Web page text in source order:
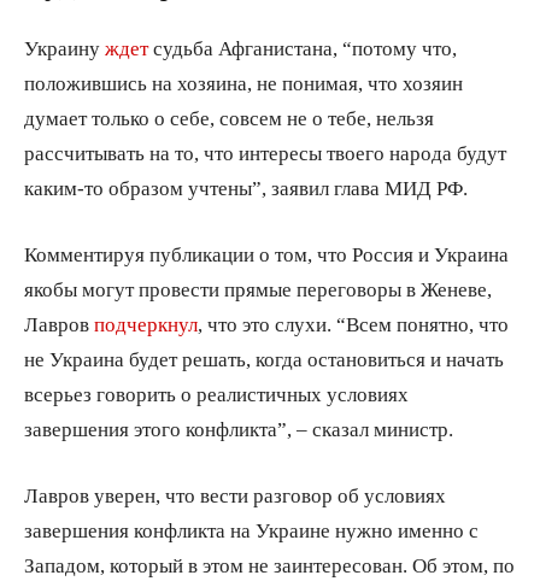
Украину ждетсудьба Афганистана, “потому что,
положившись на хозяина, не понимая, что хозяин
думает только о себе, совсем не о тебе, нельзя
рассчитывать на то, что интересы твоего народа будут
каким-то образом учтены”, заявил глава МИД РФ.
Комментируя публикации о том, что Россия и Украина
якобы могут провести прямые переговоры в Женеве,
Лавров подчеркнул , что это слухи. “Всем понятно, что
не Украина будет решать, когда остановиться и начать
всерьез говорить о реалистичных условиях
завершения этого конфликта”, – сказал министр.
Лавров уверен, что вести разговор об условиях
завершения конфликта на Украине нужно именно с
Западом, который в этом не заинтересован. Об этом, по